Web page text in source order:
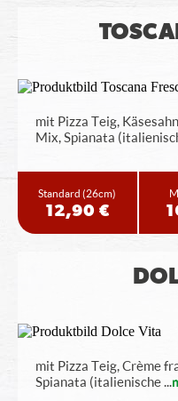
mit Pizza Teig,
Mix, Spianata
Standard(26cm)
12,90 €
mit Pizza Teig, Crème
Spianata (italienische...